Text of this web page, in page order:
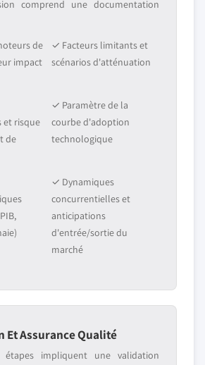
comprend une documentation
de
impact
✓ Facteurs limitants et
scénarios d'atténuation
et risque
de
✓ Paramètre de la
courbe d'adoption
technologique
✓ Dynamiques
concurrentielles et
anticipations
d'entrée/sortie du
marché
Et Assurance Qualité
étapes impliquent une validation